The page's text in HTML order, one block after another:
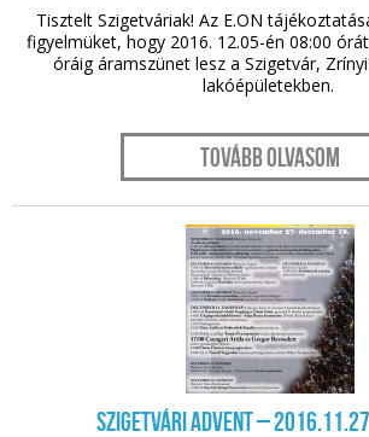
Tisztelt Szigetváriak! Az E.ON
figyelmüket, hogy 2016. 12.05-én 08:00
óráig áramszünet lesz a Szigetvár,
lakóépületekben.
Tovább olvasom
Szigetvári Advent –